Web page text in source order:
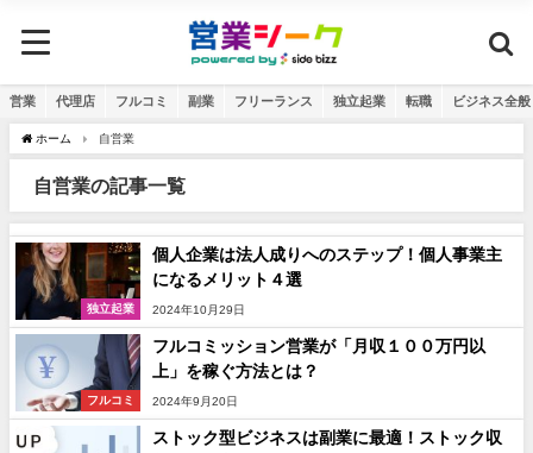
営業 代理店 フルコミ 副業 フリーランス 独立起業 転職 ビジネス全般
ホーム 自営業
自営業の記事一覧
独立起業
個人企業は法人成りへのステップ！個人事業主
になるメリット４選
2024年10月29日
フルコミ
フルコミッション営業が「月収１００万円以
上」を稼ぐ方法とは？
2024年9月20日
ストック型ビジネスは副業に最適！ストック収